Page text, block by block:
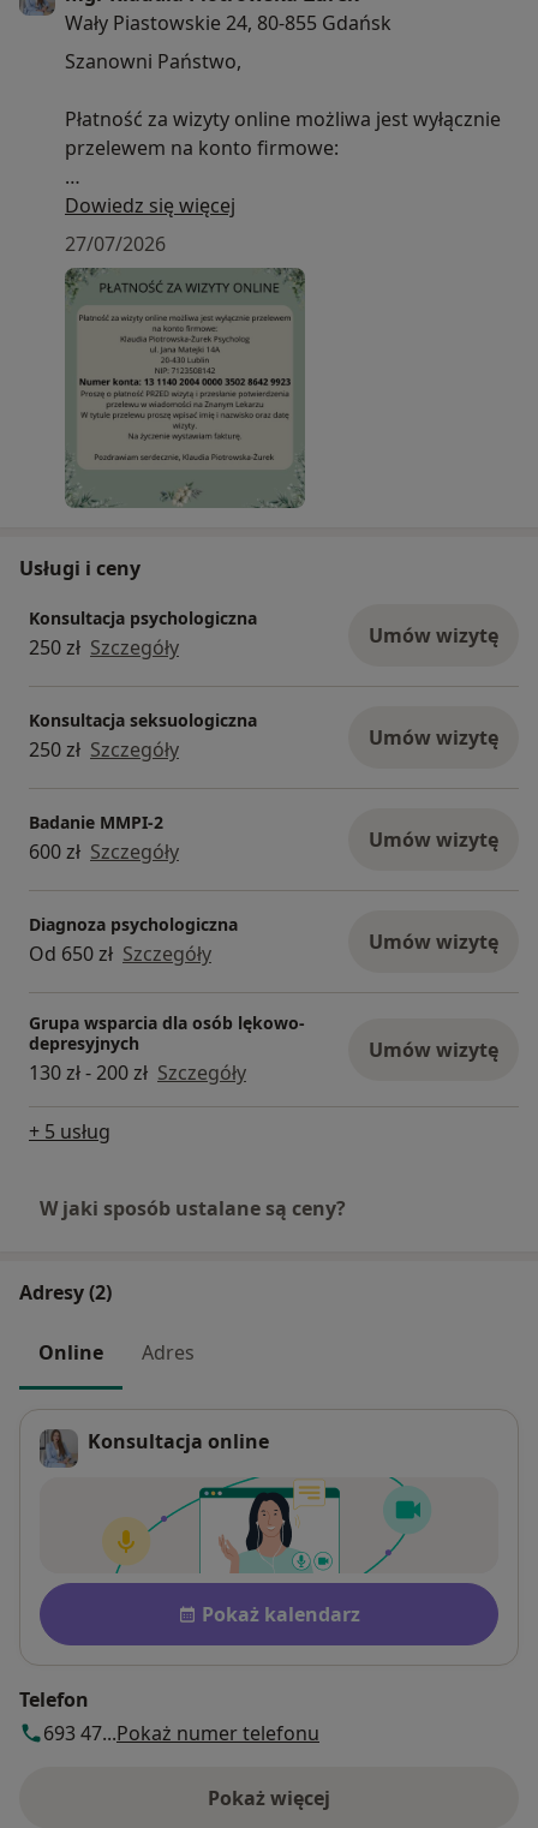
Wały Piastowskie 24, 80-855 Gdańsk
Szanowni Państwo,
Płatność za wizyty online możliwa jest wyłącznie
przelewem na konto firmowe:
Klaudia Piotrowska-Żurek Psycholog
ul. Wały Piastowskie
80-855 Gdańsk
NIP: 7123508142
Numer konta: 13 1140 2004 0000 3502 8642 9923
Proszę o dokonanie płatności przed wizytą oraz o
przesłanie potwierdzenia przelewu w wiadomości
na Znanym Lekarzu.
W tytule przelewu proszę wpisać imię i nazwisko
oraz datę wizyty.
Pozdrawiam serdecznie,
Klaudia Piotrowska-Żurek
Dowiedz się więcej
27/07/2026
Usługi i ceny
Konsultacja psychologiczna
250 zł Szczegóły Umów wizytę
Konsultacja seksuologiczna
250 zł Szczegóły Umów wizytę
Badanie MMPI-2
600 zł Szczegóły Umów wizytę
Diagnoza psychologiczna
Od 650 zł Szczegóły Umów wizytę
Grupa wsparcia dla osób lękowo-
depresyjnych
130 zł - 200 zł Szczegóły
Umów wizytę
+ 5 usług
W jaki sposób ustalane są ceny?
Adresy (2)
Online Adres
Konsultacja online
Dostępność
Pokaż kalendarz
Telefon
693 47...Pokaż numer telefonu
Pokaż więcej
o adresie